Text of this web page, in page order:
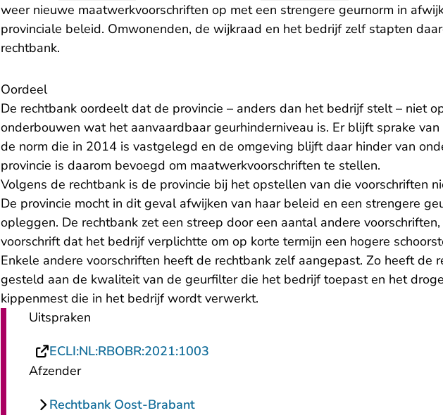
weer nieuwe maatwerkvoorschriften op met een strengere geurnorm in
provinciale beleid. Omwonenden, de wijkraad en het bedrijf zelf stapten
rechtbank.
Oordeel
De rechtbank oordeelt dat de provincie – anders dan het bedrijf stelt – niet
onderbouwen wat het aanvaardbaar geurhinderniveau is. Er blijft sprake van
de norm die in 2014 is vastgelegd en de omgeving blijft daar hinder van
provincie is daarom bevoegd om maatwerkvoorschriften te stellen.
Volgens de rechtbank is de provincie bij het opstellen van die voorschriften
De provincie mocht in dit geval afwijken van haar beleid en een strengere
opleggen. De rechtbank zet een streep door een aantal andere
voorschrift dat het bedrijf verplichtte om op korte termijn een hogere
Enkele andere voorschriften heeft de rechtbank zelf aangepast. Zo heeft de
gesteld aan de kwaliteit van de geurfilter die het bedrijf toepast en het
kippenmest die in het bedrijf wordt verwerkt.
Uitspraken
ECLI:NL:RBOBR:2021:1003
Afzender
Rechtbank Oost-Brabant